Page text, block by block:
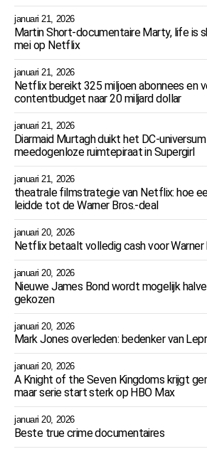
januari 21, 2026
Martin Short-documentaire Marty, life is
mei op Netflix
januari 21, 2026
Netflix bereikt 325 miljoen abonnees en
contentbudget naar 20 miljard dollar
januari 21, 2026
Diarmaid Murtagh duikt het DC-universum
meedogenloze ruimtepiraat in Supergirl
januari 21, 2026
theatrale filmstrategie van Netflix: hoe
leidde tot de Warner Bros.-deal
januari 20, 2026
Netflix betaalt volledig cash voor Warner
januari 20, 2026
Nieuwe James Bond wordt mogelijk
gekozen
januari 20, 2026
Mark Jones overleden: bedenker van
januari 20, 2026
A Knight of the Seven Kingdoms krijgt
maar serie start sterk op HBO Max
januari 20, 2026
Beste true crime documentaires